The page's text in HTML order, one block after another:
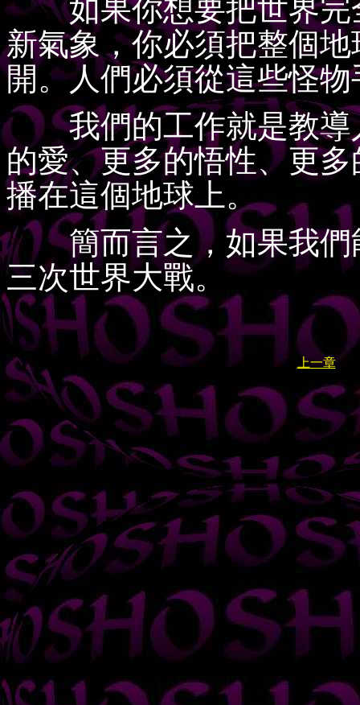
如果你想要把世界完
新氣象，你必須把整個
開。人們必須從這些怪
我們的工作就是教導
的愛、更多的悟性、更
播在這個地球上。
簡而言之，如果我們
三次世界大戰。
上一章